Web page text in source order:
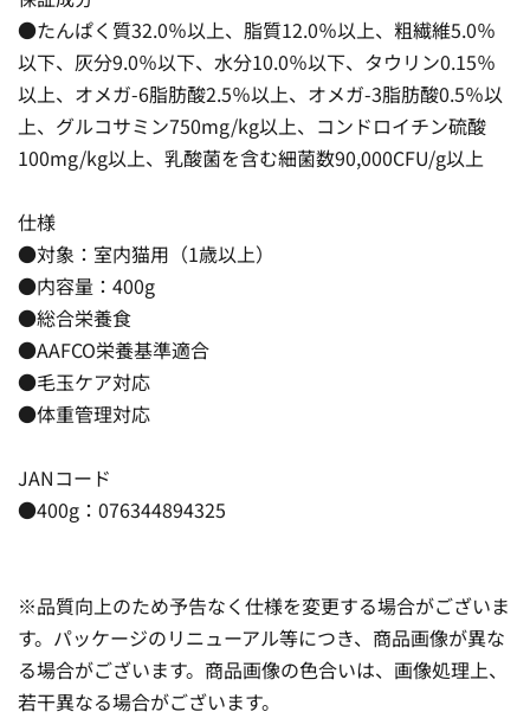
●たんぱく質32.0％以上、脂質12.0％以上、粗繊維5.0％
以下、灰分9.0％以下、水分10.0％以下、タウリン0.15％
以上、オメガ-6脂肪酸2.5％以上、オメガ-3脂肪酸0.5％以
上、グルコサミン750mg/kg以上、コンドロイチン硫酸
100mg/kg以上、乳酸菌を含む細菌数90,000CFU/g以上
仕様
●対象：室内猫用（1歳以上）
●内容量：400g
●総合栄養食
●AAFCO栄養基準適合
●毛玉ケア対応
●体重管理対応
JANコード
●400g：076344894325
※品質向上のため予告なく仕様を変更する場合がございま
す。パッケージのリニューアル等につき、商品画像が異な
る場合がございます。商品画像の色合いは、画像処理上、
若干異なる場合がございます。